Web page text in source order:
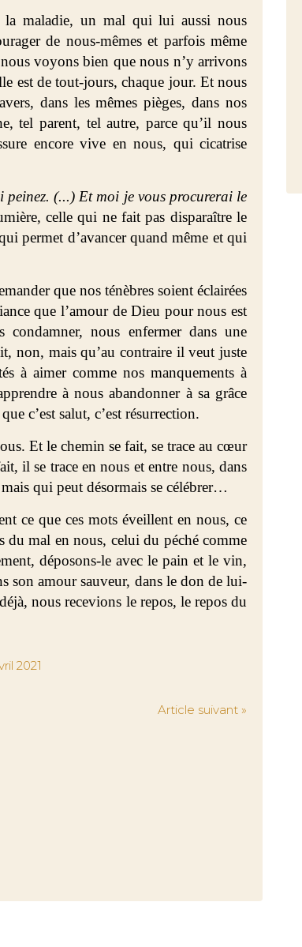
la maladie, un mal qui lui aussi nous
de nous-mêmes et parfois même
voyons bien que nous n’y arrivons
est de tout-jours, chaque jour. Et nous
dans les mêmes pièges, dans nos
tel parent, tel autre, parce qu’il nous
encore vive en nous, qui cicatrise
peinez. (...) Et moi je vous procurerai le
celle qui ne fait pas disparaître le
permet d’avancer quand même et qui
que nos ténèbres soient éclairées
que l’amour de Dieu pour nous est
nous enfermer dans une
non, mais qu’au contraire il veut juste
à aimer comme nos manquements à
à nous abandonner à sa grâce
c’est salut, c’est résurrection.
Et le chemin se fait, se trace au cœur
il se trace en nous et entre nous, dans
qui peut désormais se célébrer…
ce que ces mots éveillent en nous, ce
du mal en nous, celui du péché comme
déposons-le avec le pain et le vin,
son amour sauveur, dans le don de lui-
nous recevions le repos, le repos du
Article suivant »